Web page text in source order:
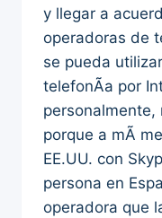
y llegar a
operadoras de
se pueda
telefonÃ­a por
personalmente,
porque a mÃ­
EE.UU. con
persona en
operadora que